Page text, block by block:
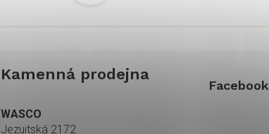
Kamenná prodejna
WASCO
Jezuitská 2172
Facebook